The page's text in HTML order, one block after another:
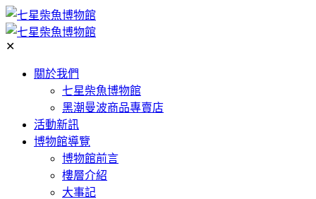
✕
關於我們
七星柴魚博物館
黑潮曼波商品專賣店
活動新訊
博物館導覽
博物館前言
樓層介紹
大事記